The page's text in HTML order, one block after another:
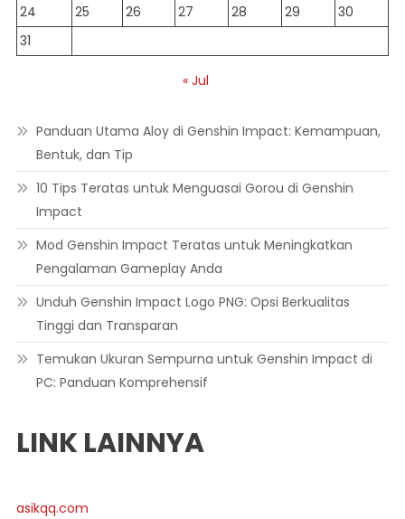
24
25 26 27 28 29
30
31
« Jul
Panduan Utama Aloy di Genshin Impact: Kemampuan,
Bentuk, dan Tip
10 Tips Teratas untuk Menguasai Gorou di Genshin
Impact
Mod Genshin Impact Teratas untuk Meningkatkan
Pengalaman Gameplay Anda
Unduh Genshin Impact Logo PNG: Opsi Berkualitas
Tinggi dan Transparan
Temukan Ukuran Sempurna untuk Genshin Impact di
PC: Panduan Komprehensif
LINK LAINNYA
asikqq.com